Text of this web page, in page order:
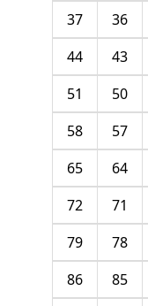
36
37
43
44
50
51
57
58
64
65
71
72
78
79
85
86